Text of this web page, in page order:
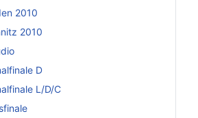
2010
2010
D
L/D/C